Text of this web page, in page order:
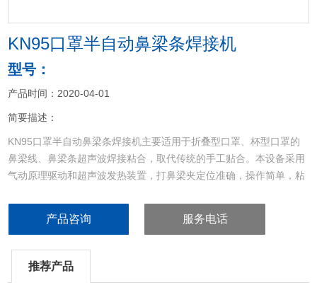
KN95口罩半自动鼻梁条焊接机
型号：
产品时间：2020-04-01
简要描述：
KN95口罩半自动鼻梁条焊接机主要适用于折叠型口罩、杯型口罩的
鼻梁线、鼻梁条超声波焊接粘合，取代传统的手工贴合。本设备采用
气动原理驱动和超声波发热装置，打鼻梁夹定位准确，操作简单，粘
产品咨询 服务电话
推荐产品